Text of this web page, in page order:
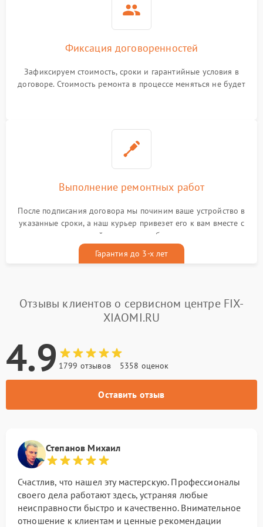
Фиксация договоренностей
Зафиксируем стоимость, сроки и гарантийные условия в
договоре. Стоимость ремонта в процессе меняться не будет
Выполнение ремонтных работ
После подписания договора мы починим ваше устройство в
указанные сроки, а наш курьер привезет его к вам вместе с
гарантийным талоном бесплатно
Гарантия до 3-х лет
Отзывы клиентов о сервисном центре FIX-
XIAOMI.RU
4.9 1799 отзывов 5358 оценок
Оставить отзыв
Степанов Михаил
Счастлив, что нашел эту мастерскую. Профессионалы
своего дела работают здесь, устраняя любые
неисправности быстро и качественно. Внимательное
отношение к клиентам и ценные рекомендации